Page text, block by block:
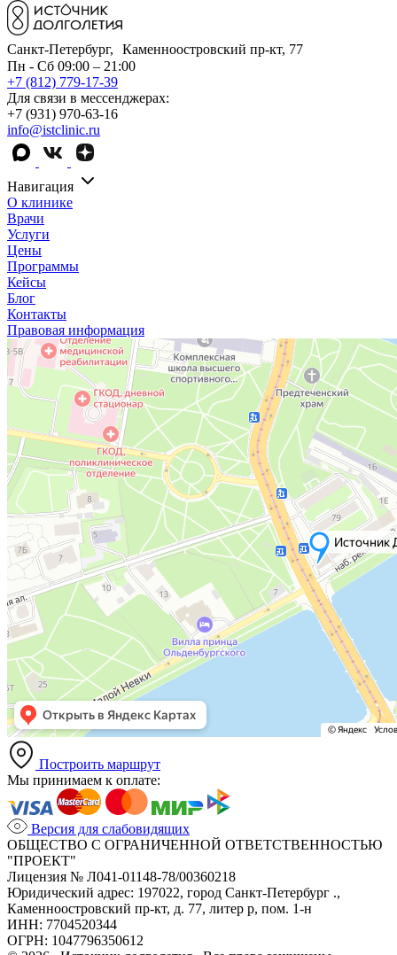
Санкт-Петербург, Каменноостровский пр-кт, 77
Пн - Сб 09:00 – 21:00
+7 (812) 779-17-39
Для связи в мессенджерах:
+7 (931) 970-63-16
info@istclinic.ru
Навигация
О клинике
Врачи
Услуги
Цены
Программы
Кейсы
Блог
Контакты
Правовая информация
Построить маршрут
Мы принимаем к оплате:
Версия для слабовидящих
ОБЩЕСТВО С ОГРАНИЧЕННОЙ ОТВЕТСТВЕННОСТЬЮ
"ПРОЕКТ"
Лицензия № Л041-01148-78/00360218
Юридический адрес: 197022, город Санкт-Петербург .,
Каменноостровский пр-кт, д. 77, литер р, пом. 1-н
ИНН: 7704520344
ОГРН: 1047796350612